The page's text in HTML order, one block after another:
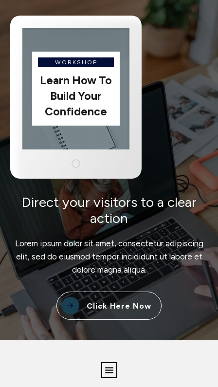
WORKSHOP
Learn How To
Build Your
Confidence
Direct your visitors to a clear
action
Lorem ipsum dolor sit amet, consectetur adipiscing
elit, sed do eiusmod tempor incididunt ut labore et
dolore magna aliqua.
Click Here Now